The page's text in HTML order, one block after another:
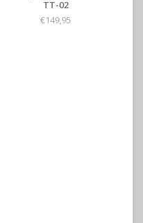
TT-02
€149,95